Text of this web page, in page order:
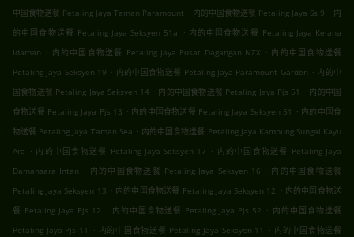
中国食物送餐 Petaling Jaya Taman Paramount . 内的中国食物送餐 Petaling Jaya Ss 9 . 内
的中国食物送餐 Petaling Jaya Seksyen 51a
. 内的中国食物送餐 Petaling Jaya Kelana
Idaman . 内的中国食物送餐 Petaling Jaya Pusat Dagangan NZX . 内的中国食物送餐
Petaling Jaya Seksyen 19 . 内的中国食物送餐 Petaling Jaya Paramount Garden . 内的中
国食物送餐 Petaling Jaya Seksyen 14 . 内的中国食物送餐 Petaling Jaya Pjs 51 . 内的中国
食物送餐 Petaling Jaya Pjs 13 . 内的中国食物送餐 Petaling Jaya Seksyen 51 . 内的中国食
物送餐 Petaling Jaya Taman Sea . 内的中国食物送餐 Petaling Jaya Kampung Sungai Kayu
Ara . 内的中国食物送餐 Petaling Jaya Seksyen 17 . 内的中国食物送餐 Petaling Jaya
Damansara Intan
. 内的中国食物送餐 Petaling Jaya Seksyen 16 . 内的中国食物送餐
Petaling Jaya Seksyen 13 . 内的中国食物送餐 Petaling Jaya Seksyen 12 . 内的中国食物送
餐 Petaling Jaya Pjs 12 . 内的中国食物送餐 Petaling Jaya Pjs 52 . 内的中国食物送餐
Petaling Jaya Pjs 11
. 内的中国食物送餐 Petaling Jaya Seksyen 11 . 内的中国食物送餐